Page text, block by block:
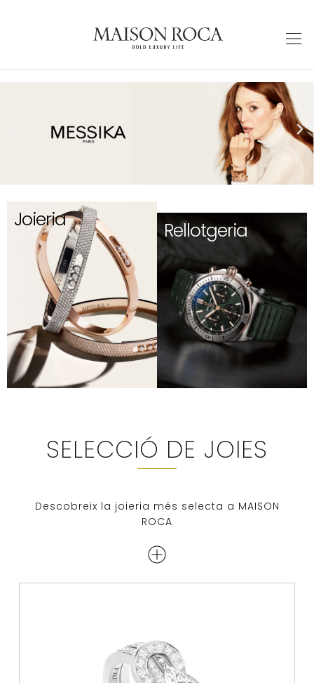
Joieria Rellotgeria
SELECCIÓ DE JOIES
Descobreix la joieria més selecta a MAISON
ROCA